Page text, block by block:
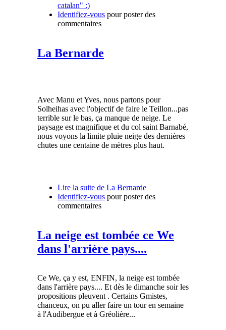
catalan" :)
Identifiez-vous pour poster des
commentaires
La Bernarde
Avec Manu et Yves, nous partons pour
Solheihas avec l'objectif de faire le Teillon...pas
terrible sur le bas, ça manque de neige. Le
paysage est magnifique et du col saint Barnabé,
nous voyons la limite pluie neige des dernières
chutes une centaine de mètres plus haut.
Lire la suite de La Bernarde
Identifiez-vous pour poster des
commentaires
La neige est tombée ce We
dans l'arrière pays....
Ce We, ça y est, ENFIN, la neige est tombée
dans l'arrière pays.... Et dès le dimanche soir les
propositions pleuvent . Certains Gmistes,
chanceux, on pu aller faire un tour en semaine
à l'Audibergue et à Gréolière...